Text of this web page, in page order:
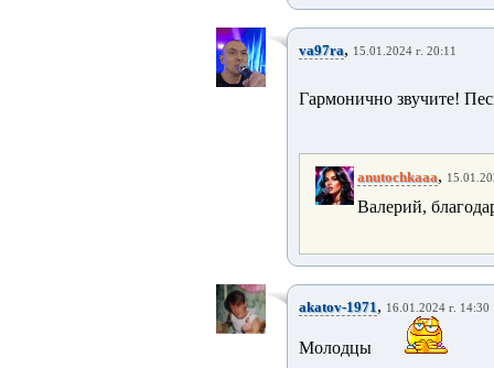
va97ra, 15.01.2024 г. 20:11
Гармонично звучите!
anutochkaaa,
Валерий,
akatov-1971, 16.01.2024 г. 14:30
Молодцы